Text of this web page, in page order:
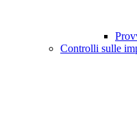
Controlli sulle